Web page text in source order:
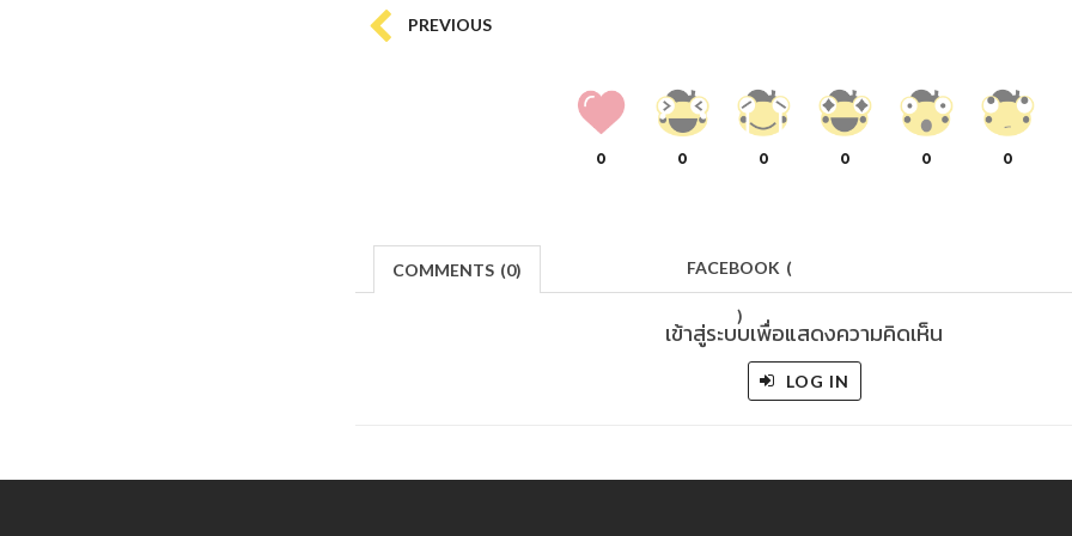
PREVIOUS
0 0 0 0 0 0
COMMENTS (0) FACEBOOK (
)
เข้าสู่ระบบเพื่อแสดงความคิดเห็น
LOG IN